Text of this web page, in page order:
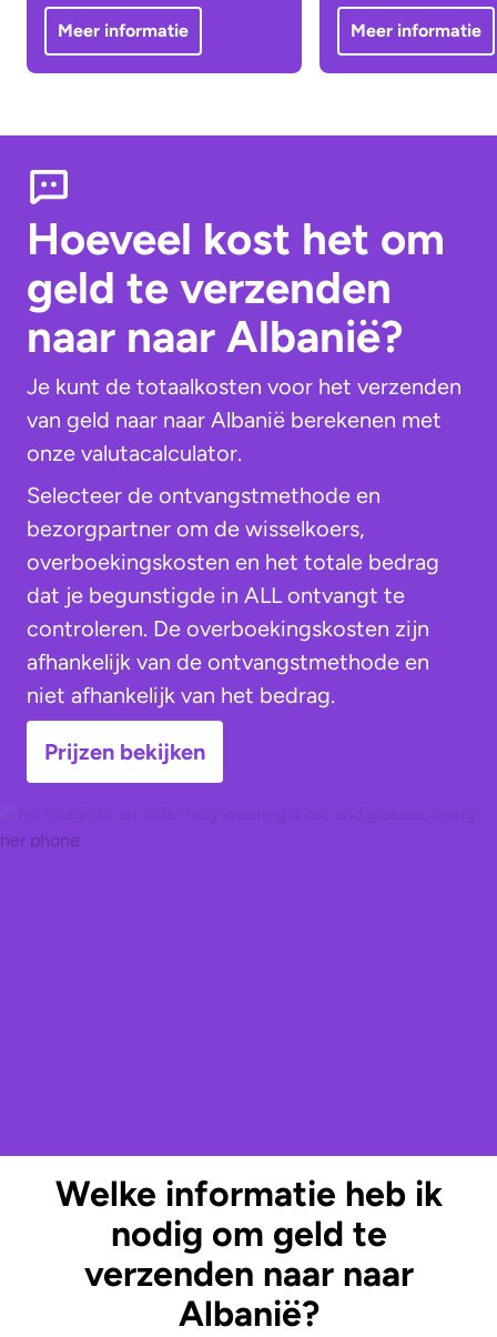
Meer informatie Meer informatie
Hoeveel kost het om
geld te verzenden
naar naar Albanië?
Je kunt de totaalkosten voor het verzenden
van geld naar naar Albanië berekenen met
onze valutacalculator.
Selecteer de ontvangstmethode en
bezorgpartner om de wisselkoers,
overboekingskosten en het totale bedrag
dat je begunstigde in ALL ontvangt te
controleren. De overboekingskosten zijn
afhankelijk van de ontvangstmethode en
niet afhankelijk van het bedrag.
Prijzen bekijken
Welke informatie heb ik
nodig om geld te
verzenden naar naar
Albanië?